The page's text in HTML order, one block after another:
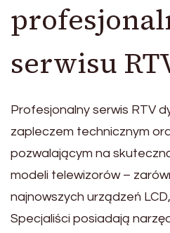
serwisu
Profesjonalny serwis RTV
zapleczem technicznym
pozwalającym na
modeli telewizorów –
najnowszych urządzeń
Specjaliści posiadają